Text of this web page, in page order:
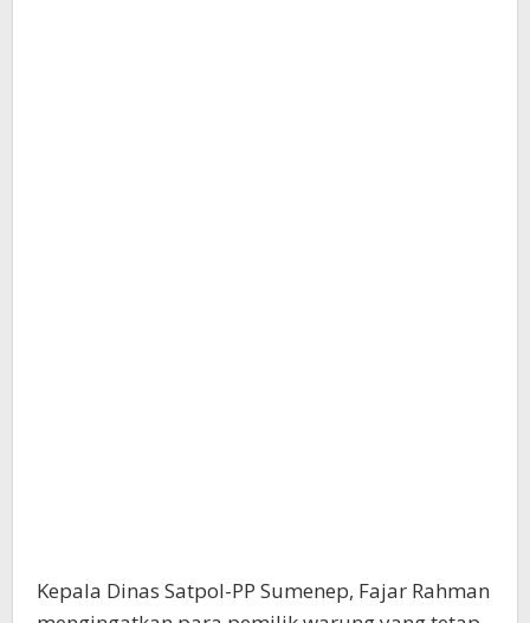
Kepala Dinas Satpol-PP Sumenep, Fajar Rahman